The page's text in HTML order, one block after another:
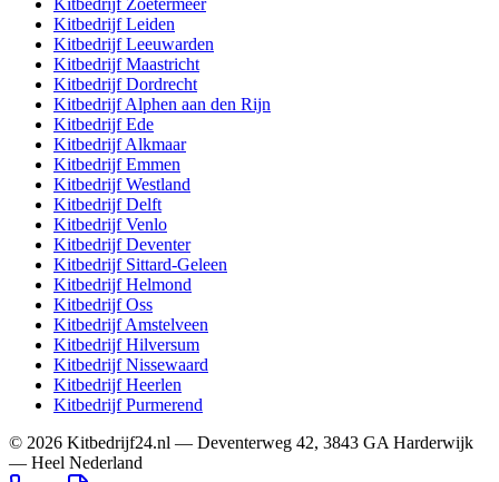
KitbedrijfLeiden
KitbedrijfLeeuwarden
KitbedrijfMaastricht
KitbedrijfDordrecht
KitbedrijfAlphen aan den Rijn
KitbedrijfEde
KitbedrijfAlkmaar
KitbedrijfEmmen
KitbedrijfWestland
KitbedrijfDelft
KitbedrijfVenlo
KitbedrijfDeventer
Kitbedrijf Sittard-Geleen
KitbedrijfHelmond
KitbedrijfOss
KitbedrijfAmstelveen
KitbedrijfHilversum
KitbedrijfNissewaard
KitbedrijfHeerlen
KitbedrijfPurmerend
© 2026 Kitbedrijf24.nl — Deventerweg 42, 3843 GA Harderwijk
— Heel Nederland